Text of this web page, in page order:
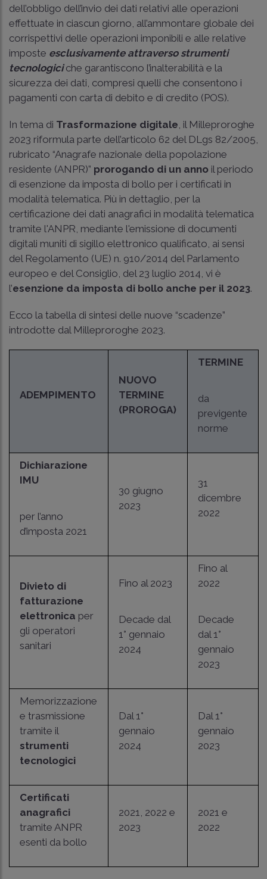
dell’obbligo dell’invio dei dati relativi alle operazioni
effettuate in ciascun giorno, all’ammontare globale dei
corrispettivi delle operazioni imponibili e alle relative
imposte esclusivamente attraverso strumenti
tecnologiciche garantiscono l’inalterabilità e la
sicurezza dei dati, compresi quelli che consentono i
pagamenti con carta di debito e di credito (POS).
In tema di Trasformazione digitale , il Milleproroghe
2023 riformula parte dell’articolo 62 del DLgs 82/2005,
rubricato “Anagrafe nazionale della popolazione
residente (ANPR)” prorogando di un anno il periodo
di esenzione da imposta di bollo per i certificati in
modalità telematica. Più in dettaglio, per la
certificazione dei dati anagrafici in modalità telematica
tramite l'ANPR, mediante l'emissione di documenti
digitali muniti di sigillo elettronico qualificato, ai sensi
del Regolamento (UE) n. 910/2014 del Parlamento
europeo e del Consiglio, del 23 luglio 2014, vi è
l’esenzione da imposta di bollo anche per il 2023.
Ecco la tabella di sintesi delle nuove “scadenze”
introdotte dal Milleproroghe 2023.
ADEMPIMENTO
NUOVO
TERMINE
(PROROGA)
TERMINE
da
previgente
norme
Dichiarazione
IMU
per l’anno
d’imposta 2021
30 giugno
2023
31
dicembre
2022
Divieto di
fatturazione
elettronica per
gli operatori
sanitari
Fino al 2023
Decade dal
1° gennaio
2024
Fino al
2022
Decade
dal 1°
gennaio
2023
Memorizzazione
e trasmissione
tramite il
strumenti
tecnologici
Dal 1°
gennaio
2024
Dal 1°
gennaio
2023
Certificati
anagrafici
tramite ANPR
esenti da bollo
2021, 2022 e
2023
2021 e
2022